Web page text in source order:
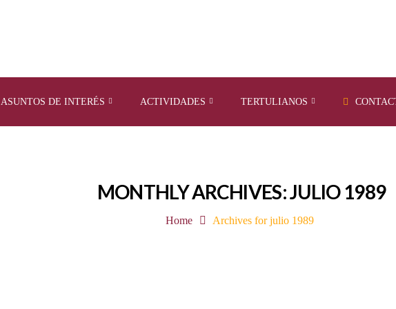
ASUNTOS DE INTERÉS ACTIVIDADES TERTULIANOS
MONTHLY ARCHIVES: JULIO 1989
Home Archives for julio 1989